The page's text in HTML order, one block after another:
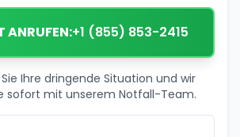
ANRUFEN:+1 (855) 853-2415
Ihre dringende Situation und wir
sofort mit unserem Notfall-Team.